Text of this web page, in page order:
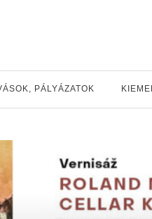
PÁLYÁZATOK